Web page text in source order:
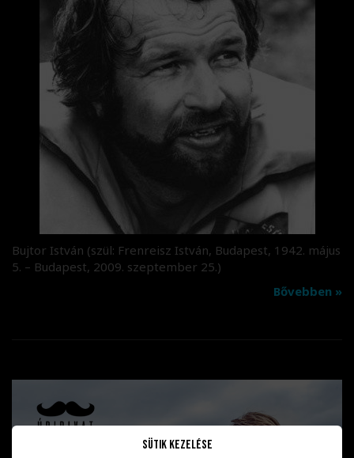
Bujtor István (szül: Frenreisz István, Budapest, 1942. május
5. – Budapest, 2009. szeptember 25.)
Bővebben »
Sütik kezelése